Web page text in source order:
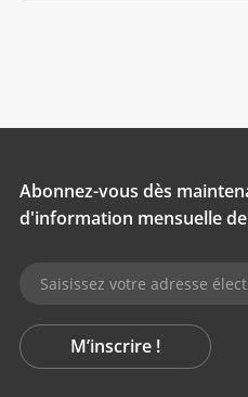
Abonnez-vous dès
d'information mensuelle de
M’inscrire !